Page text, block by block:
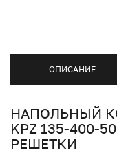
ОПИСАНИЕ
НАПОЛЬНЫЙ
KPZ 135-400-
РЕШЕТКИ